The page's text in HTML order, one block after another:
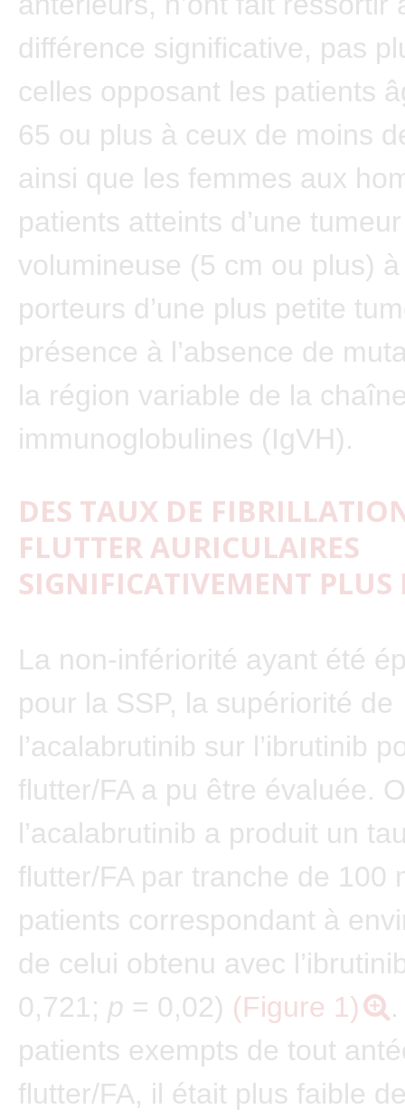
différence significative, pas
celles opposant les patients
65 ou plus à ceux de moins
ainsi que les femmes aux
patients atteints d’une tumeur
volumineuse (5 cm ou plus)
porteurs d’une plus petite
présence à l’absence de
la région variable de la
immunoglobulines (IgVH).
DES TAUX DE
FLUTTER AURICULAIRES
SIGNIFICATIVEMENT PLUS
La non-infériorité ayant été
pour la SSP, la supériorité de
l’acalabrutinib sur l’ibrutinib
flutter/FA a pu être évaluée.
l’acalabrutinib a produit un
flutter/FA par tranche de 100
patients correspondant à
de celui obtenu avec
0,721; p = 0,02) (Figure 1)
patients exempts de tout
flutter/FA, il était plus faible